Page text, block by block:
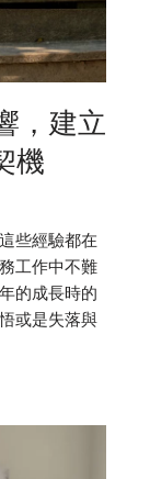
，建立
機
些經驗都在
工作中不難
的成長時的
或是失落與